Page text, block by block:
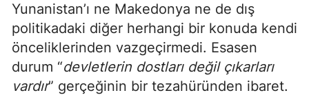
Yunanistan’ı ne Makedonya ne de dış
politikadaki diğer herhangi bir konuda kendi
önceliklerinden vazgeçirmedi. Esasen
durum “devletlerin dostları değil çıkarları
vardır” gerçeğinin bir tezahüründen ibaret.